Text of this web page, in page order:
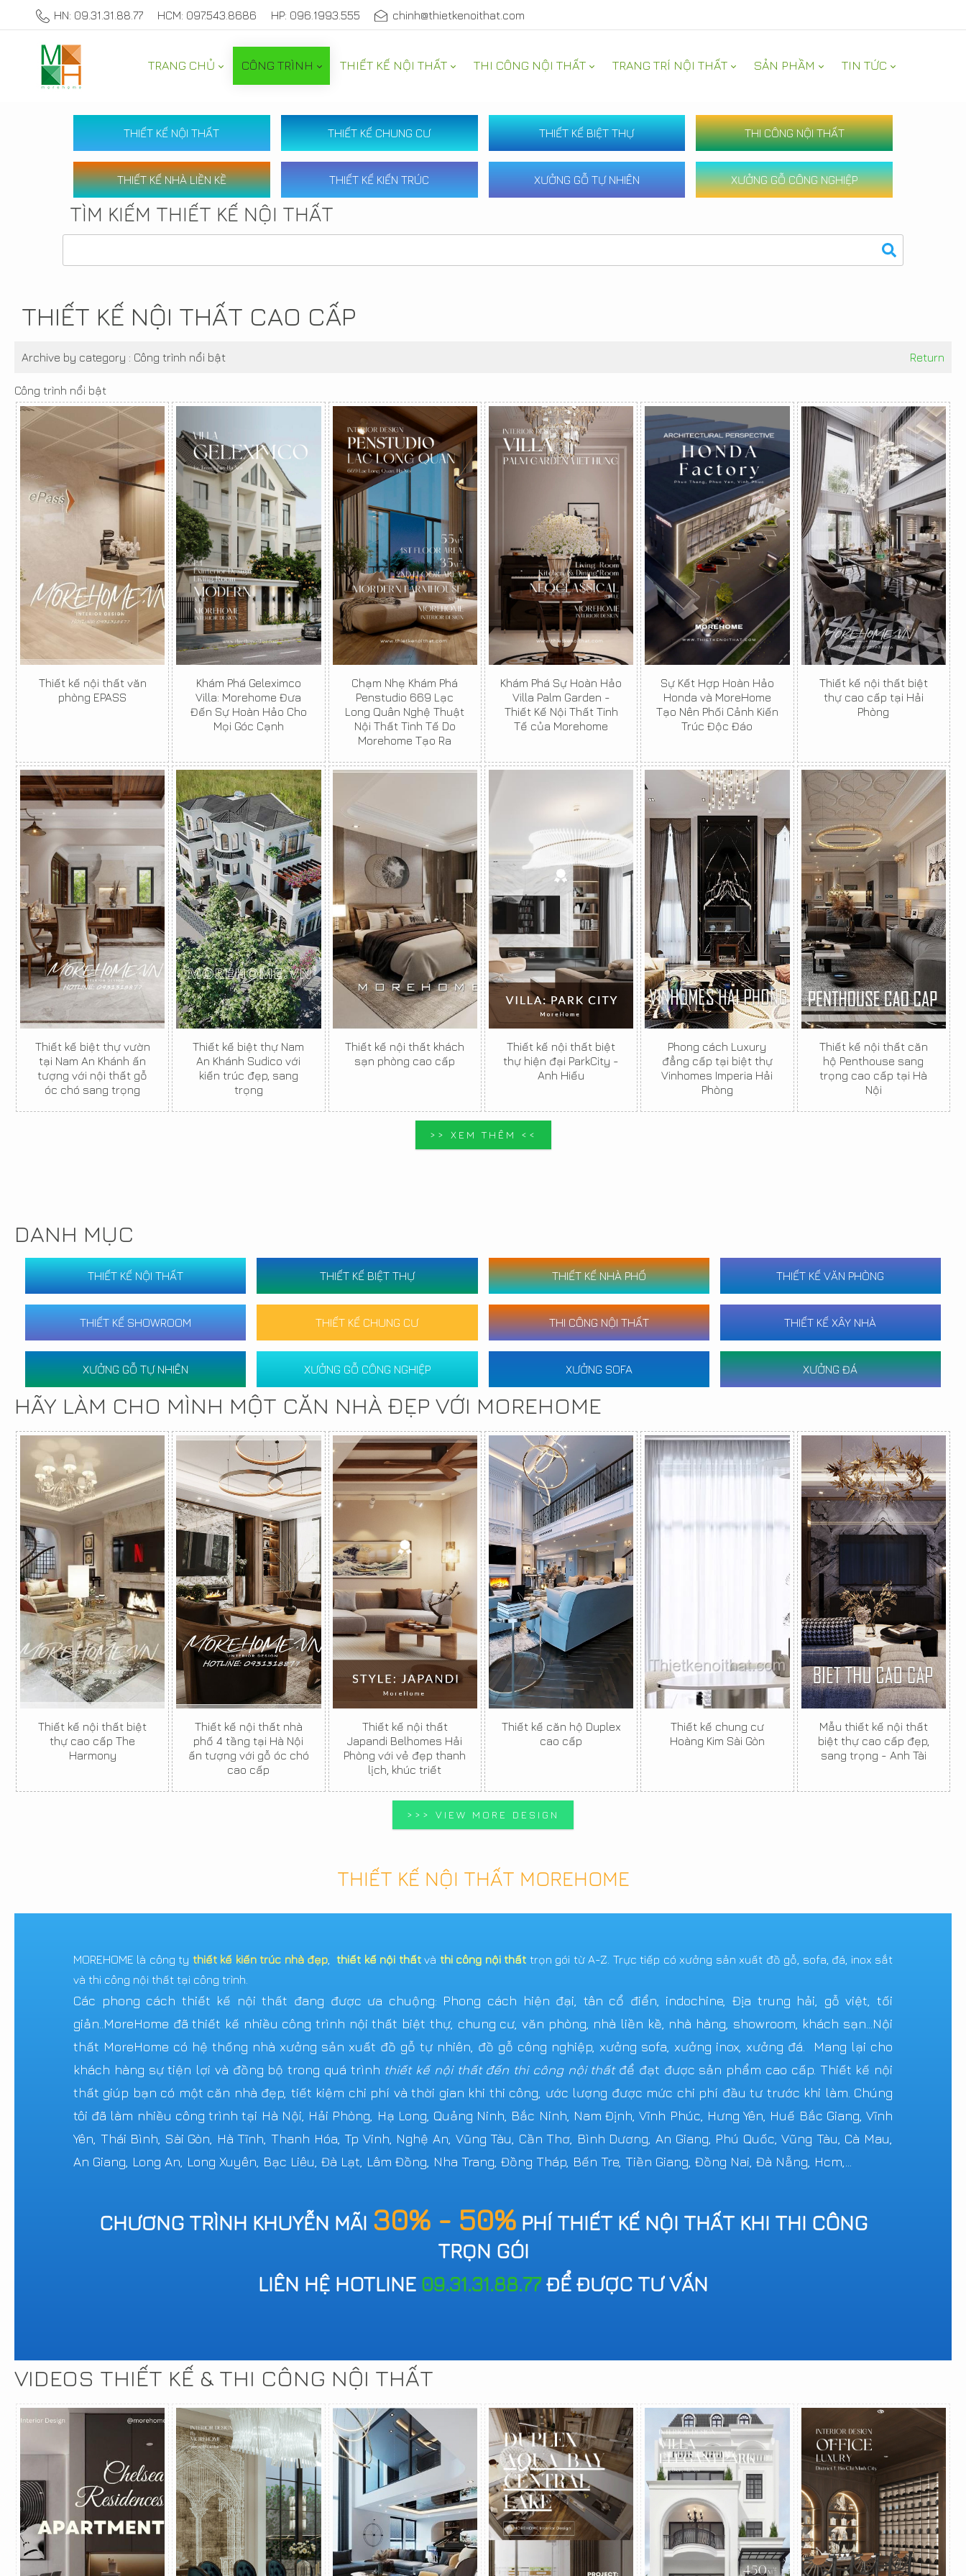
HN: 09.31.31.88.77 HCM: 097.543.8686 HP: 096.1993.555 chinh@thietkenoithat.com
TRANG CHỦ CÔNG TRÌNH THIẾT KẾ NỘI THẤT THI CÔNG NỘI THẤT TRANG TRÍ NỘI THẤT SẢN PHẦM TIN TỨC
THIẾT KẾ NỘI THẤT THIẾT KẾ CHUNG CƯ THIẾT KẾ BIỆT THỰ THI CÔNG NỘI THẤT
THIẾT KẾ NHÀ LIỀN KỀ THIẾT KẾ KIẾN TRÚC XƯỞNG GỖ TỰ NHIÊN XƯỞNG GỖ CÔNG NGHIỆP
TÌM KIẾM THIẾT KẾ NỘI THẤT
THIẾT KẾ NỘI THẤT CAO CẤP
Archive by category : Công trình nổi bật Return
Công trình nổi bật
Thiết kế nội thất văn
phòng EPASS
Khám Phá Geleximco
Villa: Morehome Đưa
Đến Sự Hoàn Hảo Cho
Mọi Góc Cạnh
Chạm Nhẹ Khám Phá
Penstudio 669 Lạc
Long Quân Nghệ Thuật
Nội Thất Tinh Tế Do
Morehome Tạo Ra
Khám Phá Sự Hoàn Hảo
Villa Palm Garden -
Thiết Kế Nội Thất Tinh
Tế của Morehome
Sự Kết Hợp Hoàn Hảo
Honda và MoreHome
Tạo Nên Phối Cảnh Kiến
Trúc Độc Đáo
Thiết kế nội thất biệt
thự cao cấp tại Hải
Phòng
Thiết kế biệt thự vườn
tại Nam An Khánh ấn
tượng với nội thất gỗ
óc chó sang trọng
Thiết kế biệt thự Nam
An Khánh Sudico với
kiến trúc đẹp, sang
trọng
Thiết kế nội thất khách
sạn phòng cao cấp
Thiết kế nội thất biệt
thự hiện đại ParkCity -
Anh Hiếu
Phong cách Luxury
đẳng cấp tại biệt thự
Vinhomes Imperia Hải
Phòng
Thiết kế nội thất căn
hộ Penthouse sang
trọng cao cấp tại Hà
Nội
>> XEM THÊM <<
DANH MỤC
THIẾT KẾ NỘI THẤT THIẾT KẾ BIỆT THỰ THIẾT KẾ NHÀ PHỐ THIẾT KẾ VĂN PHÒNG
THIẾT KẾ SHOWROOM THIẾT KẾ CHUNG CƯ THI CÔNG NỘI THẤT THIẾT KẾ XÂY NHÀ
XƯỞNG GỖ TỰ NHIÊN XƯỞNG GỖ CÔNG NGHIỆP XƯỞNG SOFA XƯỞNG ĐÁ
HÃY LÀM CHO MÌNH MỘT CĂN NHÀ ĐẸP VỚI MOREHOME
Thiết kế nội thất biệt
thự cao cấp The
Harmony
Thiết kế nội thất nhà
phố 4 tầng tại Hà Nội
ấn tượng với gỗ óc chó
cao cấp
Thiết kế nội thất
Japandi Belhomes Hải
Phòng với vẻ đẹp thanh
lịch, khúc triết
Thiết kế căn hộ Duplex
cao cấp
Thiết kế chung cư
Hoàng Kim Sài Gòn
Mẫu thiết kế nội thất
biệt thự cao cấp đẹp,
sang trọng - Anh Tài
>>> VIEW MORE DESIGN
THIẾT KẾ NỘI THẤT MOREHOME
MOREHOME là công ty thiết kế kiến trúc nhà đẹp ,thiết kế nội thấtvà thi công nội thất trọn gói từ A-Z. Trực tiếp có xưởng sản xuất đồ gỗ, sofa, đá, inox sắt
và thi công nội thất tại công trình.
Các phong cách thiết kế nội thất đang được ưa chuộng: Phong cách hiện đại, tân cổ điển, indochine, Địa trung hải, gỗ việt, tối
giản..MoreHome đã thiết kế nhiều công trình nội thất biệt thự, chung cư, văn phòng, nhà liền kề, nhà hàng, showroom, khách sạn...Nội
thất MoreHome có hệ thống nhà xưởng sản xuất đồ gỗ tự nhiên, đồ gỗ công nghiệp, xưởng sofa, xưởng inox, xưởng đá. Mang lại cho
khách hàng sự tiện lợi và đồng bộ trong quá trình thiết kế nội thất đến thi công nội thấtđể đạt được sản phẩm cao cấp. Thiết kế nội
thất giúp bạn có một căn nhà đẹp, tiết kiệm chi phí và thời gian khi thi công, ước lượng được mức chi phí đầu tư trước khi làm. Chúng
tôi đã làm nhiều công trình tại Hà Nội, Hải Phòng, Hạ Long, Quảng Ninh, Bắc Ninh, Nam Định, Vĩnh Phúc, Hưng Yên, Huế Bắc Giang, Vĩnh
Yên, Thái Bình, Sài Gòn, Hà Tĩnh, Thanh Hóa, Tp Vinh, Nghệ An, Vũng Tàu, Cần Thơ, Bình Dương, An Giang, Phú Quốc, Vũng Tàu, Cà Mau,
An Giang, Long An, Long Xuyên, Bạc Liêu, Đà Lạt, Lâm Đồng, Nha Trang, Đồng Tháp, Bến Tre, Tiền Giang, Đồng Nai, Đà Nẵng, Hcm,...
CHƯƠNG TRÌNH KHUYỄN MÃI 30% - 50%PHÍ THIẾT KẾ NỘI THẤT KHI THI CÔNG
TRỌN GÓI
LIÊN HỆ HOTLINE 09.31.31.88.77ĐỂ ĐƯỢC TƯ VẤN
VIDEOS THIẾT KẾ & THI CÔNG NỘI THẤT